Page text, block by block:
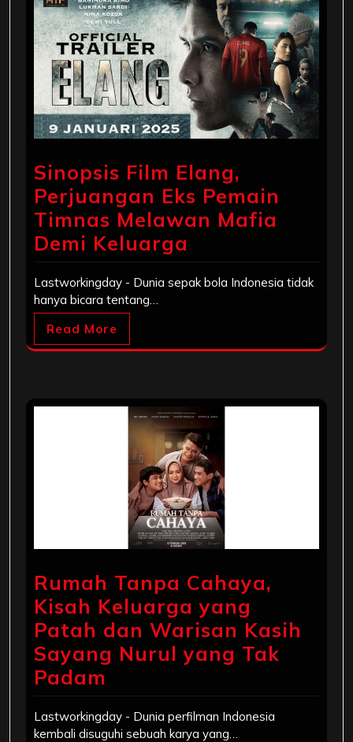
Sinopsis Film Elang,
Perjuangan Eks Pemain
Timnas Melawan Mafia
Demi Keluarga
Lastworkingday - Dunia sepak bola Indonesia tidak
hanya bicara tentang…
Read More
Rumah Tanpa Cahaya,
Kisah Keluarga yang
Patah dan Warisan Kasih
Sayang Nurul yang Tak
Padam
Lastworkingday - Dunia perfilman Indonesia
kembali disuguhi sebuah karya yang…